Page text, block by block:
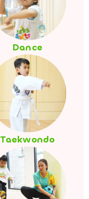
Dance
Taekwondo